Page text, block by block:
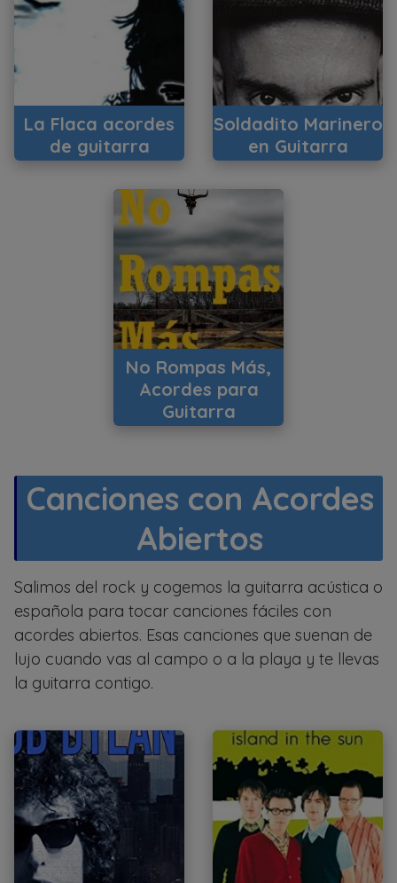
La Flaca acordes
de guitarra
Soldadito Marinero
en Guitarra
No Rompas Más,
Acordes para
Guitarra
Canciones con Acordes
Abiertos
Salimos del rock y cogemos la guitarra acústica o
española para tocar canciones fáciles con
acordes abiertos. Esas canciones que suenan de
lujo cuando vas al campo o a la playa y te llevas
la guitarra contigo.